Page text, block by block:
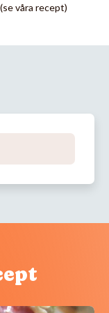
våra recept)